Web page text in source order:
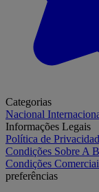
Categorias
Nacional
Informações Legais
Política de
Condições Sobre A
Condições
preferências